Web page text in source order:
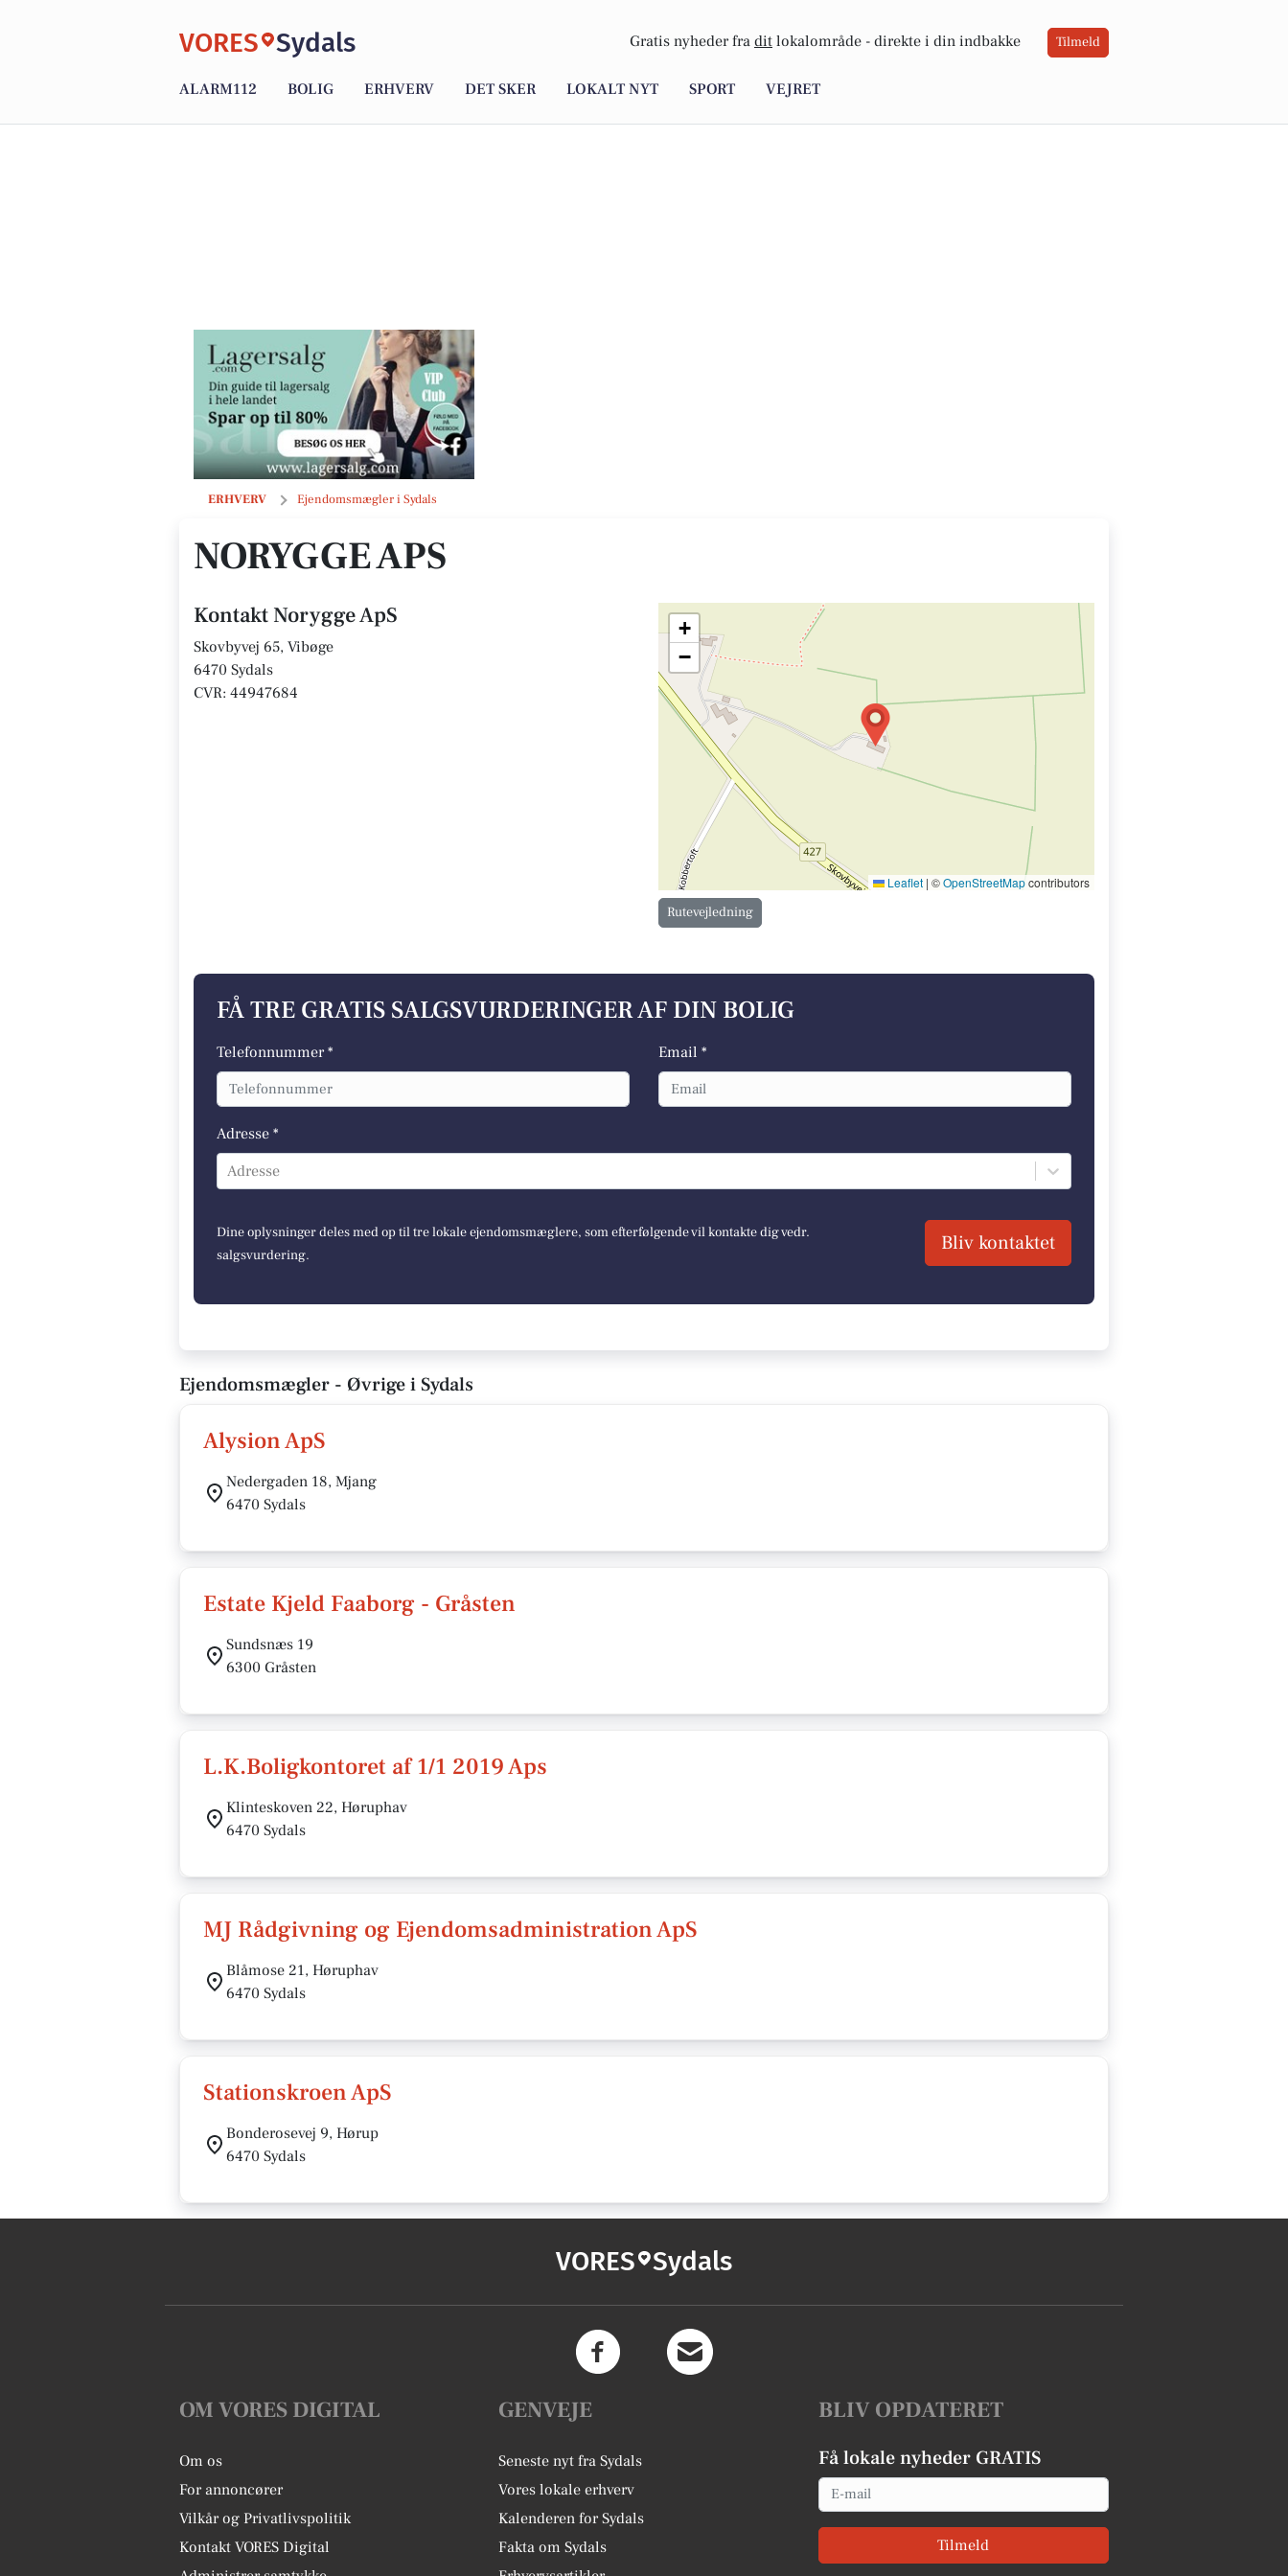
VORES Sydals Gratis nyheder fra dit lokalområde - direkte i din indbakke Tilmeld
ALARM112 BOLIG ERHVERV DET SKER LOKALT NYT SPORT VEJRET
ERHVERV Ejendomsmægler i Sydals
Norygge ApS
NORYGGE APS
Kontakt Norygge ApS
Skovbyvej 65, Vibøge
6470 Sydals
CVR: 44947684
+
−
Leaflet | ©OpenStreetMapcontributors
Rutevejledning
FÅ TRE GRATIS SALGSVURDERINGER AF DIN BOLIG
Telefonnummer * Email *
Adresse *
Adresse
Dine oplysninger deles med op til tre lokale ejendomsmæglere, som efterfølgende vil kontakte dig vedr.
salgsvurdering.
Bliv kontaktet
Ejendomsmægler - Øvrige i Sydals
Alysion ApS
Nedergaden 18, Mjang
6470 Sydals
Estate Kjeld Faaborg - Gråsten
Sundsnæs 19
6300 Gråsten
L.K.Boligkontoret af 1/1 2019 Aps
Klinteskoven 22, Høruphav
6470 Sydals
MJ Rådgivning og Ejendomsadministration ApS
Blåmose 21, Høruphav
6470 Sydals
Stationskroen ApS
Bonderosevej 9, Hørup
6470 Sydals
VORES Sydals
OM VORES DIGITAL
Om os
For annoncører
Vilkår og Privatlivspolitik
Kontakt VORES Digital
GENVEJE
Seneste nyt fra Sydals
Vores lokale erhverv
Kalenderen for Sydals
Fakta om Sydals
BLIV OPDATERET
Få lokale nyheder GRATIS
Email
Tilmeld